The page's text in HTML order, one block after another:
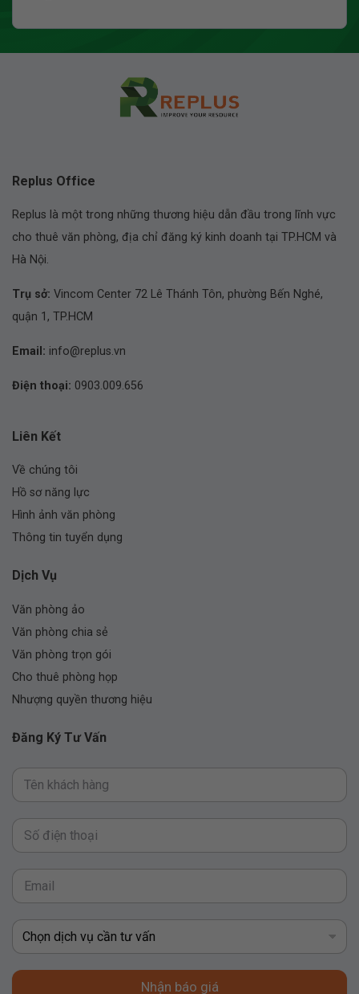
Replus Office
Replus là một trong những thương hiệu dẫn đầu trong lĩnh vực
cho thuê văn phòng, địa chỉ đăng ký kinh doanh tại TP.HCM và
Hà Nội.
Trụ sở: Vincom Center 72 Lê Thánh Tôn, phường Bến Nghé,
quận 1, TP.HCM
Email: info@replus.vn
Điện thoại: 0903.009.656
Liên Kết
Về chúng tôi
Hồ sơ năng lực
Hình ảnh văn phòng
Thông tin tuyển dụng
Dịch Vụ
Văn phòng ảo
Văn phòng chia sẻ
Văn phòng trọn gói
Cho thuê phòng họp
Nhượng quyền thương hiệu
Đăng Ký Tư Vấn
Nhận báo giá